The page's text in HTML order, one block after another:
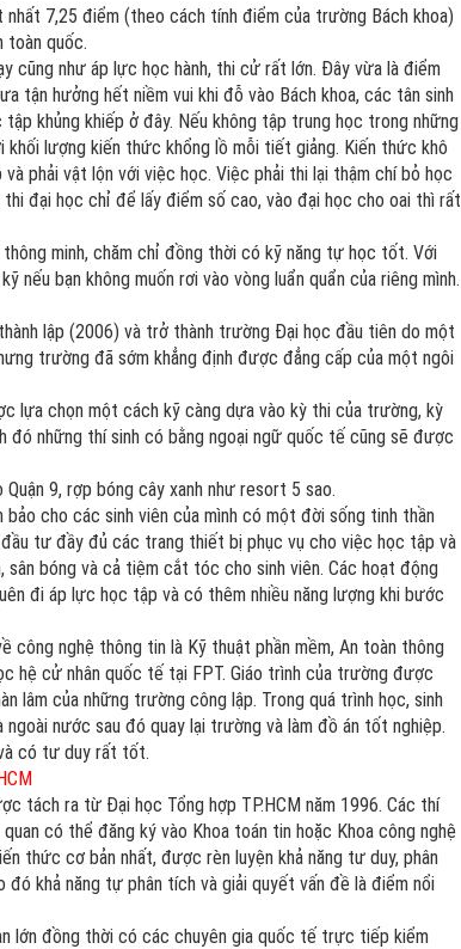
7,25 điểm (theo cách tính điểm của trường Bách khoa)
toàn quốc.
cũng như áp lực học hành, thi cử rất lớn. Đây vừa là điểm
tận hưởng hết niềm vui khi đỗ vào Bách khoa, các tân sinh
khủng khiếp ở đây. Nếu không tập trung học trong những
khối lượng kiến thức khổng lồ mỗi tiết giảng. Kiến thức khô
và phải vật lộn với việc học. Việc phải thi lại thậm chí bỏ học
thi đại học chỉ để lấy điểm số cao, vào đại học cho oai thì rất
minh, chăm chỉ đồng thời có kỹ năng tự học tốt. Với
bạn không muốn rơi vào vòng luẩn quẩn của riêng mình.
lập (2006) và trở thành trường Đại học đầu tiên do một
trường đã sớm khẳng định được đẳng cấp của một ngôi
lựa chọn một cách kỹ càng dựa vào kỳ thi của trường, kỳ
đó những thí sinh có bằng ngoại ngữ quốc tế cũng sẽ được
9, rợp bóng cây xanh như resort 5 sao.
cho các sinh viên của mình có một đời sống tinh thần
tư đầy đủ các trang thiết bị phục vụ cho việc học tập và
bóng và cả tiệm cắt tóc cho sinh viên. Các hoạt động
đi áp lực học tập và có thêm nhiều năng lượng khi bước
công nghệ thông tin là Kỹ thuật phần mềm, An toàn thông
hệ cử nhân quốc tế tại FPT. Giáo trình của trường được
lâm của những trường công lập. Trong quá trình học, sinh
nước sau đó quay lại trường và làm đồ án tốt nghiệp.
có tư duy rất tốt.
tách ra từ Đại học Tổng hợp TP.HCM năm 1996. Các thí
có thể đăng ký vào Khoa toán tin hoặc Khoa công nghệ
thức cơ bản nhất, được rèn luyện khả năng tư duy, phân
khả năng tự phân tích và giải quyết vấn đề là điểm nổi
lớn đồng thời có các chuyên gia quốc tế trực tiếp kiểm